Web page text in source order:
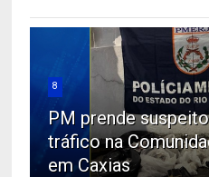
8
PM prende
tráfico na
em Caxias